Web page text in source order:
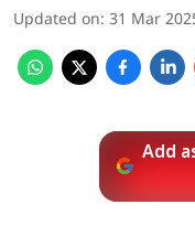
Updated on: 31 Mar
Add